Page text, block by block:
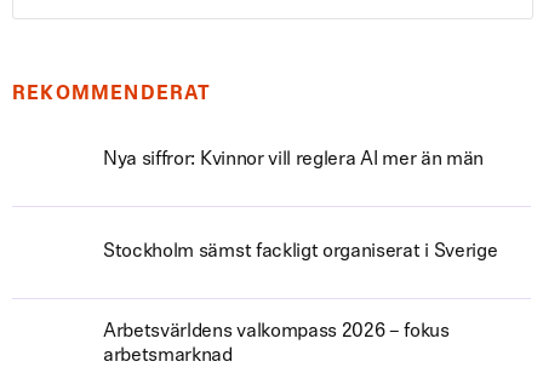
REKOMMENDERAT
Nya siffror: Kvinnor vill reglera AI mer än män
Stockholm sämst fackligt organiserat i Sverige
Arbetsvärldens valkompass 2026 – fokus
arbetsmarknad